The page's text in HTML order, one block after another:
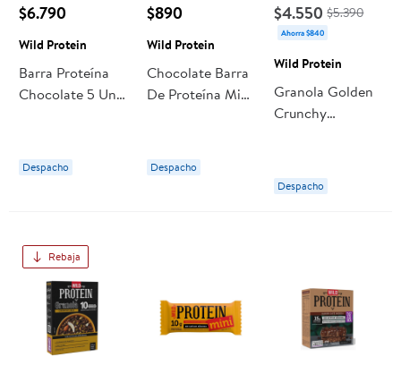
$6.790
Wild Protein
Barra Proteína
Chocolate 5 Un
Despacho
$890
Wild Protein
Chocolate Barra
De Proteína Mini
Despacho
$4.550 $5.390
Ahorra $840
Wild Protein
Granola Golden
Crunchy
Despacho
Rebaja